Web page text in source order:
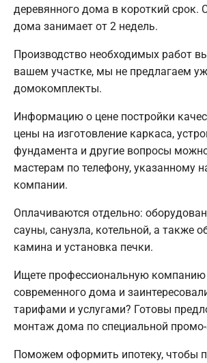
деревянного дома в короткий срок.
дома занимает от 2 недель.
Производство необходимых работ
вашем участке, мы не предлагаем
домокомплекты.
Информацию о цене постройки
цены на изготовление каркаса,
фундамента и другие вопросы
мастерам по телефону, указанному
компании.
Оплачиваются отдельно:
сауны, санузла, котельной, а также
камина и установка печки.
Ищете профессиональную компанию
современного дома и
тарифами и услугами? Готовы
монтаж дома по специальной
Поможем оформить ипотеку, чтобы